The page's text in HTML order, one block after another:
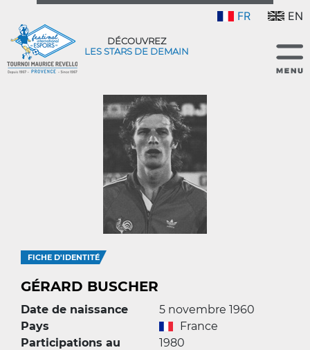
FR EN
DÉCOUVREZ
LES STARS DE DEMAIN
FICHE D'IDENTITÉ
GÉRARD BUSCHER
Date de naissance
5 novembre 1960
Pays
France
Participations au
1980